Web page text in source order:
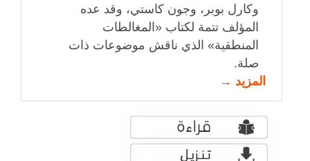
وكارل بوبر، وجون كاستي، وقد عده
المؤلف تتمة لكتاب «المغالطات
المنطقية» الذي ناقش موضوعات ذات
صلة.
المزيد →